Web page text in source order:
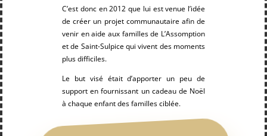
C’est donc en 2012 que lui est venue l’idée
de créer un projet communautaire afin de
venir en aide aux familles de L’Assomption
et de Saint-Sulpice qui vivent des moments
plus difficiles.
Le but visé était d’apporter un peu de
support en fournissant un cadeau de Noël
à chaque enfant des familles ciblée.